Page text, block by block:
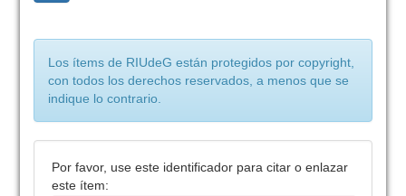
Los ítems de RIUdeG están protegidos por copyright,
con todos los derechos reservados, a menos que se
indique lo contrario.
Por favor, use este identificador para citar o enlazar
este ítem: